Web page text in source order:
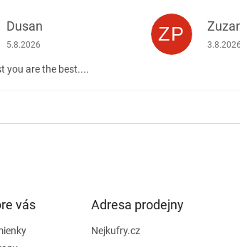
Dusan
Hodnotenie obchodu je 5 z 5 hviezdičiek.
5.8.2026
you are the best....
ZP 3.8.2026
vás Adresa prodejny
Nejkufry.cz